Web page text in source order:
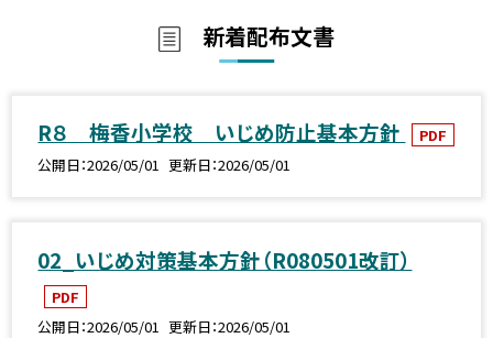
新着配布文書
R８ 梅香小学校 いじめ防止基本方針
PDF
公開日 2026/05/01 更新日 2026/05/01
02_いじめ対策基本方針（R080501改訂）
PDF
公開日 2026/05/01 更新日 2026/05/01